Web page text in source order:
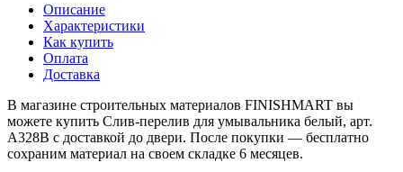
Описание
Характеристики
Как купить
Оплата
Доставка
В магазине строительных материалов FINISHMART вы
можете купить Слив-перелив для умывальника белый, арт.
A328B с доставкой до двери. После покупки — бесплатно
сохраним материал на своем складке 6 месяцев.